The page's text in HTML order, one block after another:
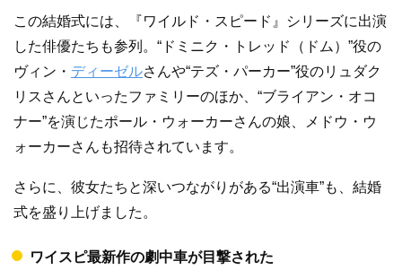
この結婚式には、『ワイルド・スピード』シリーズに出演
した俳優たちも参列。“ドミニク・トレッド（ドム）”役の
ヴィン・ ディーゼルさんや“テズ・パーカー”役のリュダク
リスさんといったファミリーのほか、“ブライアン・オコ
ナー”を演じたポール・ウォーカーさんの娘、メドウ・ウ
ォーカーさんも招待されています。
さらに、彼女たちと深いつながりがある“出演車”も、結婚
式を盛り上げました。
ワイスピ最新作の劇中車が目撃された